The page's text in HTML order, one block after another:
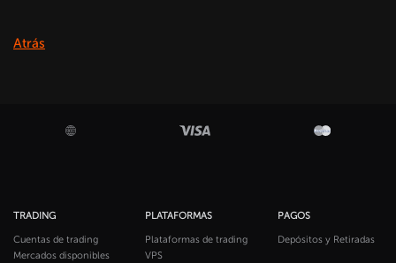
Atrás
TRADING
Cuentas de trading
Mercados disponibles
PLATAFORMAS
Plataformas de trading
VPS
PAGOS
Depósitos y Retiradas